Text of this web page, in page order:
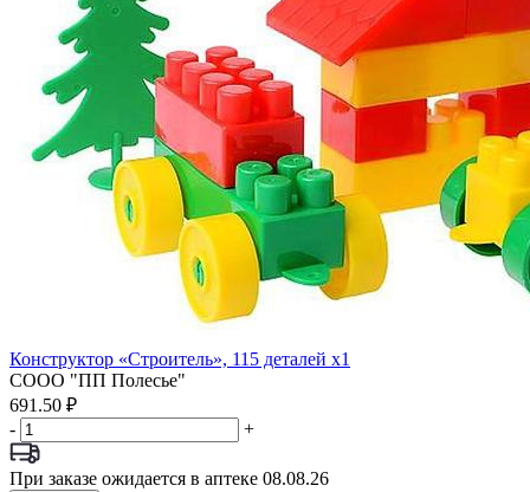
Конструктор «Строитель», 115 деталей x1
СООО "ПП Полесье"
691.50 ₽
-
+
При заказе ожидается в аптеке 08.08.26